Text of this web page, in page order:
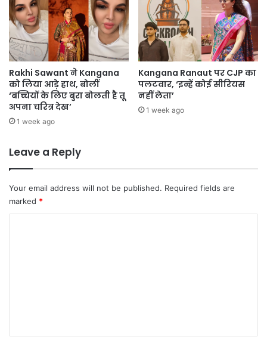
Rakhi Sawant ने Kangana
को लिया आड़े हाथ, बोलीं
‘बच्चियों के लिए बुरा बोलती है तू
अपना चरित्र देख’
1 week ago
Kangana Ranaut पर CJP का
पलटवार, ‘इन्हें कोई सीरियस
नहीं लेता’
1 week ago
Leave a Reply
Your email address will not be published. Required fields are
marked *